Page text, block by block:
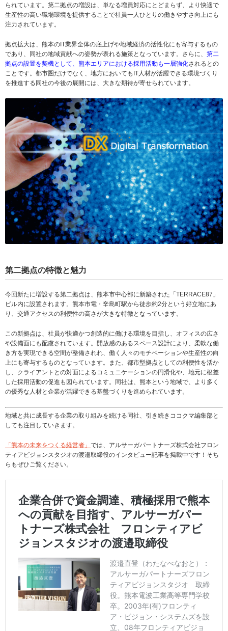
られています。第二拠点の増設は、単なる増員対応にとどまらず、より快適で
生産性の高い職場環境を提供することで社員一人ひとりの働きやすさ向上にも
注力されています。
拠点拡大は、熊本のIT業界全体の底上げや地域経済の活性化にも寄与するもの
であり、同社の地域貢献への姿勢が表れる施策となっています。さらに、 第二
拠点の設置を契機として、熊本エリアにおける採用活動も一層強化されるとの
ことです。都市圏だけでなく、地方においてもIT人材が活躍できる環境づくり
を推進する同社の今後の展開には、大きな期待が寄せられています。
第二拠点の特徴と魅力
今回新たに増設する第二拠点は、熊本市中心部に新築された「TERRACE87」
ビル内に設置されます。熊本市電・辛島町駅から徒歩約2分という好立地にあ
り、交通アクセスの利便性の高さが大きな特徴となっています。
この新拠点は、社員が快適かつ創造的に働ける環境を目指し、オフィスの広さ
や設備面にも配慮されています。開放感のあるスペース設計により、柔軟な働
き方を実現できる空間が整備されれ、働く人々のモチベーションや生産性の向
上にも寄与するものとなっています。また、都市型拠点としての利便性を活か
し、クライアントとの対面によるコミュニケーションの円滑化や、地元に根差
した採用活動の促進も図られています。同社は、熊本という地域で、より多く
の優秀な人材と企業が活躍できる基盤づくりを進められています。
地域と共に成長する企業の取り組みを続ける同社、引き続きココクマ編集部と
しても注目していきます。
「熊本の未来をつくる経営者」 では、アルサーガパートナーズ株式会社フロン
ティアビジョンスタジオの渡邉取締役のインタビュー記事を掲載中です！そち
らもぜひご覧ください。